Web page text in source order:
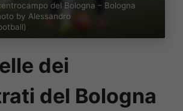
del Bologna – Bologna
by Alessandro
dei
del Bologna